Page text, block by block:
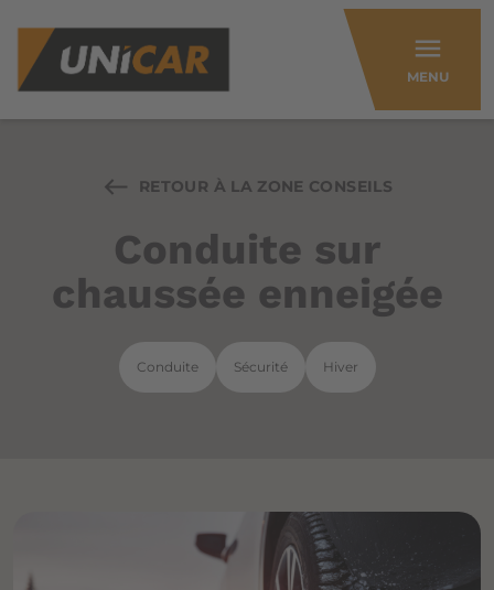
MENU
menu
RETOUR À LA ZONE CONSEILS
Conduite sur
chaussée enneigée
Conduite Sécurité Hiver